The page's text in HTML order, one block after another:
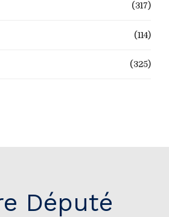
(317)
(114)
(325)
Député